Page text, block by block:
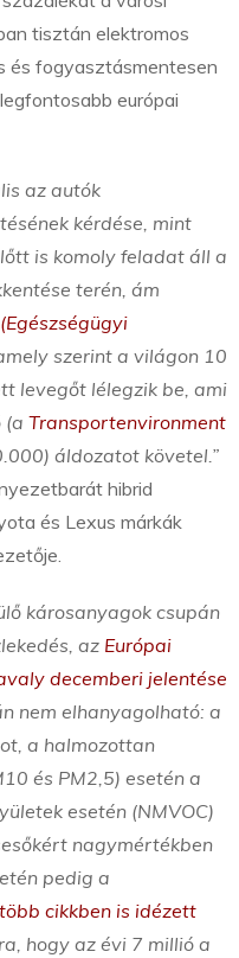
tisztán elektromos
és fogyasztásmentesen
európai
az autók
kérdése, mint
is komoly feladat áll a
terén, ám
szerint a világon 10
levegőt lélegzik be, ami
(a Transportenvironment
áldozatot követel.”
hibrid
és Lexus márkák
károsanyagok csupán
az Európai
decemberi jelentése
nem elhanyagolható: a
a halmozottan
és PM2,5) esetén a
esetén (NMVOC)
nagymértékben
pedig a
több cikkben is idézett
hogy az évi 7 millió a